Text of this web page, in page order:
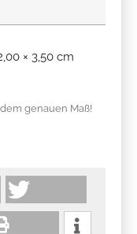
× 3,50 cm
genauen Maß!